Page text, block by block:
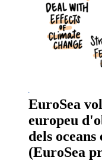
EuroSea
europeu
dels
(EuroSea